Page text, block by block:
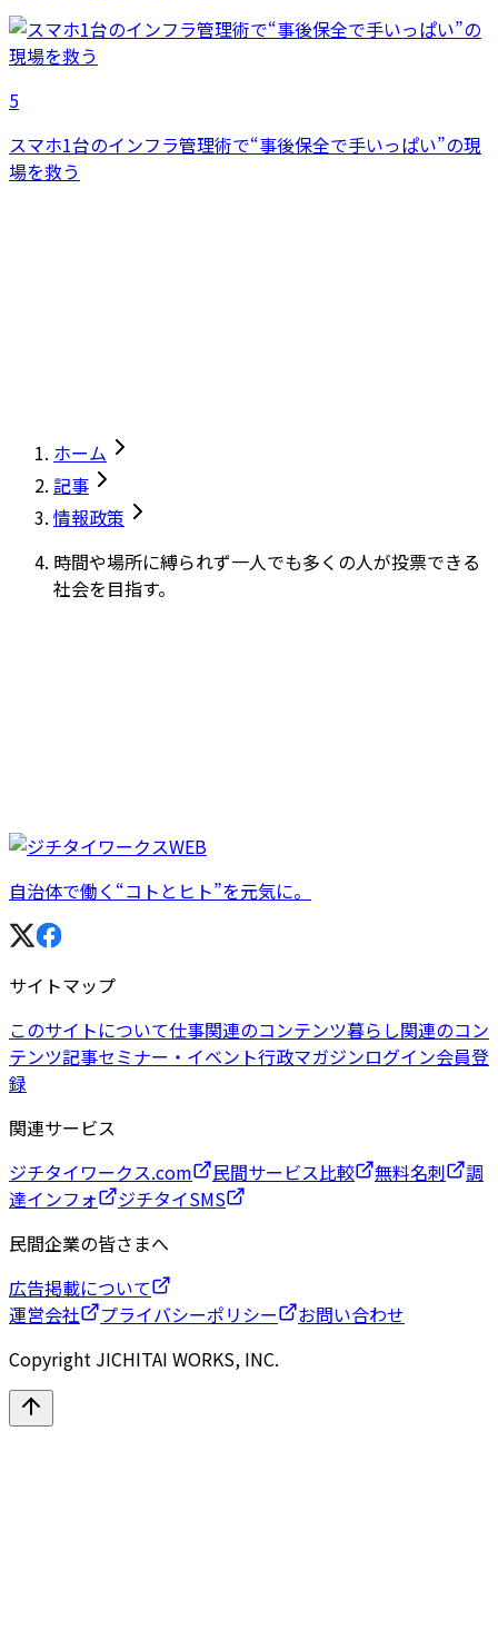
5
スマホ1台のインフラ管理術で“事後保全で手いっぱい”の現
場を救う
ホーム
記事
情報政策
時間や場所に縛られず一人でも多くの人が投票できる
社会を目指す。
自治体で働く“コトとヒト”を元気に。
サイトマップ
このサイトについて仕事関連のコンテンツ暮らし関連のコン
テンツ記事セミナー・イベント行政マガジンログイン会員登
録
関連サービス
ジチタイワークス.com
民間サービス比較 無料名刺
調
達インフォ
ジチタイSMS
民間企業の皆さまへ
広告掲載について
運営会社
プライバシーポリシー
お問い合わせ
Copyright JICHITAI WORKS, INC.